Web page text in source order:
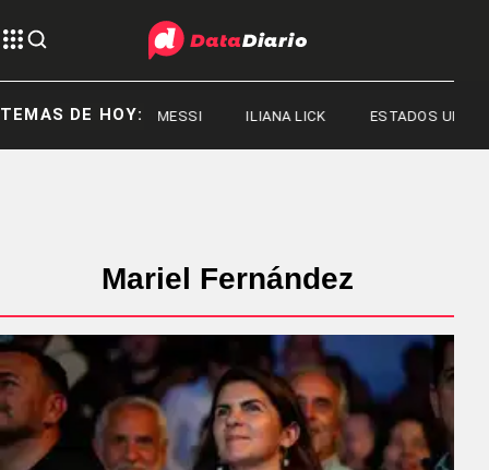
TEMAS DE HOY:
JORGE MESSI ILIANA LICK ESTADOS UNIDOS
Mariel Fernández